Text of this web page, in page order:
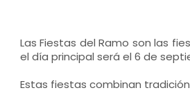
Las Fiestas del Ramo son las
el día principal será el 6 de
Estas fiestas combinan